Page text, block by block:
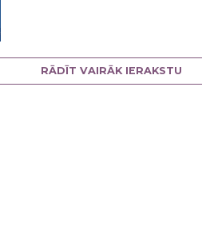
RĀDĪT VAIRĀK IERAKSTU